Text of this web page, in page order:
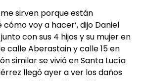
sirven porque están
voy a hacer‘, dijo Daniel
con sus 4 hijos y su mujer en
calle Aberastain y calle 15 en
similar se vivió en Santa Lucía
llegó ayer a ver los daños